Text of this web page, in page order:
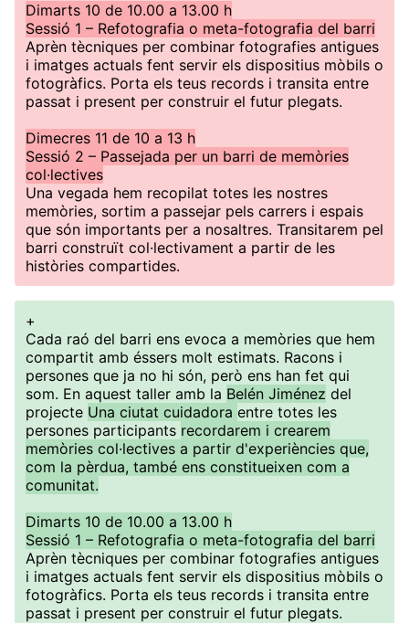
Dimarts 10 de 10.00 a 13.00 h
Sessió 1 – Refotografia o meta-fotografia del barri
Aprèn tècniques per combinar fotografies antigues
i imatges actuals fent servir els dispositius mòbils o
fotogràfics. Porta els teus records i transita entre
passat i present per construir el futur plegats.
Dimecres 11 de 10 a 13 h
Sessió 2 – Passejada per un barri de memòries
col·lectives
Una vegada hem recopilat totes les nostres
memòries, sortim a passejar pels carrers i espais
que són importants per a nosaltres. Transitarem pel
barri construït col·lectivament a partir de les
històries compartides.
+
Cada raó del barri ens evoca a memòries que hem
compartit amb éssers molt estimats. Racons i
persones que ja no hi són, però ens han fet qui
som. En aquest taller amb la Belén Jiménez del
projecte Una ciutat cuidadora entre totes les
persones participants recordarem i crearem
memòries col·lectives a partir d'experiències que,
com la pèrdua, també ens constitueixen com a
comunitat.
Dimarts 10 de 10.00 a 13.00 h
Sessió 1 – Refotografia o meta-fotografia del barri
Aprèn tècniques per combinar fotografies antigues
i imatges actuals fent servir els dispositius mòbils o
fotogràfics. Porta els teus records i transita entre
passat i present per construir el futur plegats.